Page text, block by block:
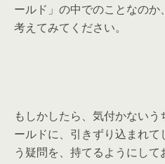
ールド」の中でのことなのか
考えてみてください。
もしかしたら、気付かない
ールドに、引きずり込まれ
う疑問を、持てるようにして